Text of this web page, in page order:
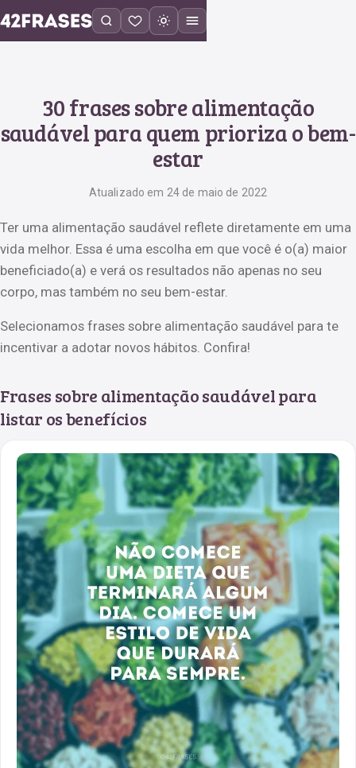
30 frases sobre alimentação
saudável para quem prioriza o bem-
estar
Atualizado em 24 de maio de 2022
Ter uma alimentação saudável reflete diretamente em uma
vida melhor. Essa é uma escolha em que você é o(a) maior
beneficiado(a) e verá os resultados não apenas no seu
corpo, mas também no seu bem-estar.
Selecionamos frases sobre alimentação saudável para te
incentivar a adotar novos hábitos. Confira!
Frases sobre alimentação saudável para
listar os benefícios